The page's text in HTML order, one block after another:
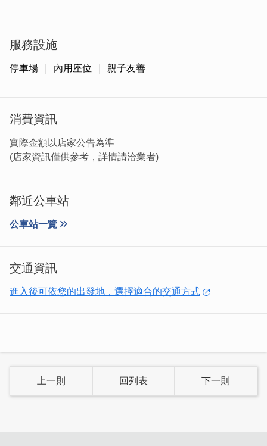
菜，湯頭鮮甜可口，營養豐富，無論大人還是小孩都能享受
「蛋香」「蛋狗」
這兩道特色小吃是金門的經典美味。由老闆娘手工製作的酥
服務設施
停車場 內用座位 親子友善
消費資訊
實際金額以店家公告為準
(店家資訊僅供參考，詳情請洽業者)
鄰近公車站
公車站一覽
交通資訊
進入後可依您的出發地，選擇適合的交通方式
上一則 回列表 下一則